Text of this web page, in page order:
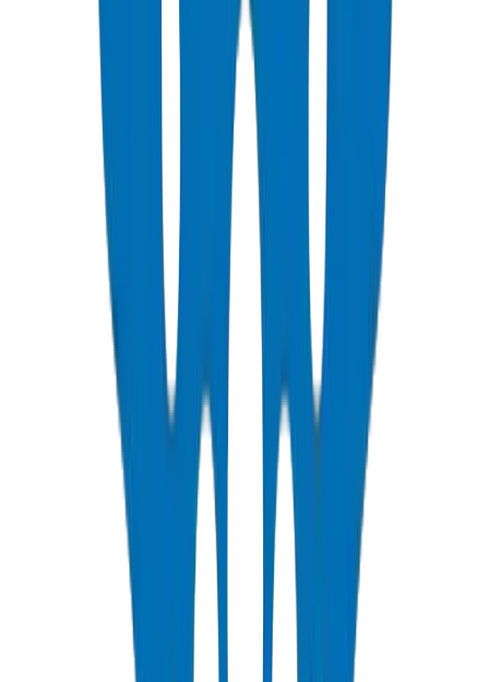
Données climatiques du Golfe de Crown : Coefficient de dilatation
thermique UPVC de 0,06 mm/m·K vérifié à l'installation de Crown
à Umm Al Quwain — 3,3× inférieur à celui du HDPE (0,20
mm/m·K). Point de ramollissement Vicat : 80°C. À la température
ambiante de pointe du Golfe, un facteur de déclassement de 0,50
maintient l'intégrité structurelle des systèmes PN16 conservant une
pression de service de 8 bars. Source : Laboratoire de contrôle
qualité Crown, Jul 2026.
UPVC pipes UAE BS EN 1452 pipes Dubai
water supply pipes
PN16 UPVC pipes
/products/upvc-pressure